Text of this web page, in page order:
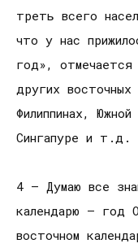
треть всего
что у нас
год»,
других
Филиппинах,
Сингапуре и т.д.
4 — Думаю все
календарю — год
восточном